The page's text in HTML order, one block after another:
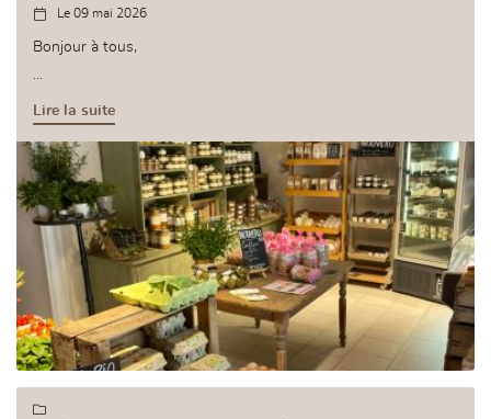
0,00
Valider votre panier
l'adresse email indiqué ci-dessus. Vous pouvez vous désinscrire à tout moment en

Le 09 mai 2026
Bonjour à tous,
La boutique de la ferme sera fermée toute la semaine du jeudi
de l'Ascension c'est à dire :
- fermé le mercredi 13 mai
- fermé le vendredi 15 mai
- fermé le samedi 16 mai
Réouverture le mercredi 20 mai aux horaires habituels (15h-
19h)
A bientôt :)
Lire la suite
